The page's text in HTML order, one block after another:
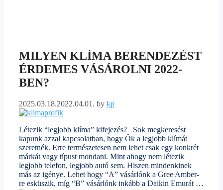
MILYEN KLÍMA BERENDEZÉST
ÉRDEMES VÁSÁROLNI 2022-
BEN?
2025.03.18.2022.04.01. by kp
Létezik “legjobb klíma” kifejezés? Sok megkeresést
kapunk azzal kapcsolatban, hogy Ők a legjobb klímát
szeretnék. Erre természetesen nem lehet csak egy konkrét
márkát vagy típust mondani. Mint ahogy nem létezik
legjobb telefon, legjobb autó sem. Hiszen mindenkinek
más az igénye. Lehet hogy “A” vásárlónk a Gree Amber-
re esküszik, míg “B” vásárlónk inkább a Daikin Emurát …